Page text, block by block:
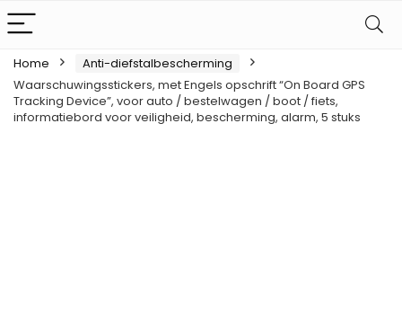
Home
Anti-diefstalbescherming
Waarschuwingsstickers, met Engels opschrift “On Board GPS
Tracking Device”, voor auto / bestelwagen / boot / fiets,
informatiebord voor veiligheid, bescherming, alarm, 5 stuks